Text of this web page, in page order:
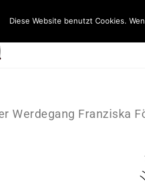
Werdegang Franziska
Diese Website benutzt Cookies.